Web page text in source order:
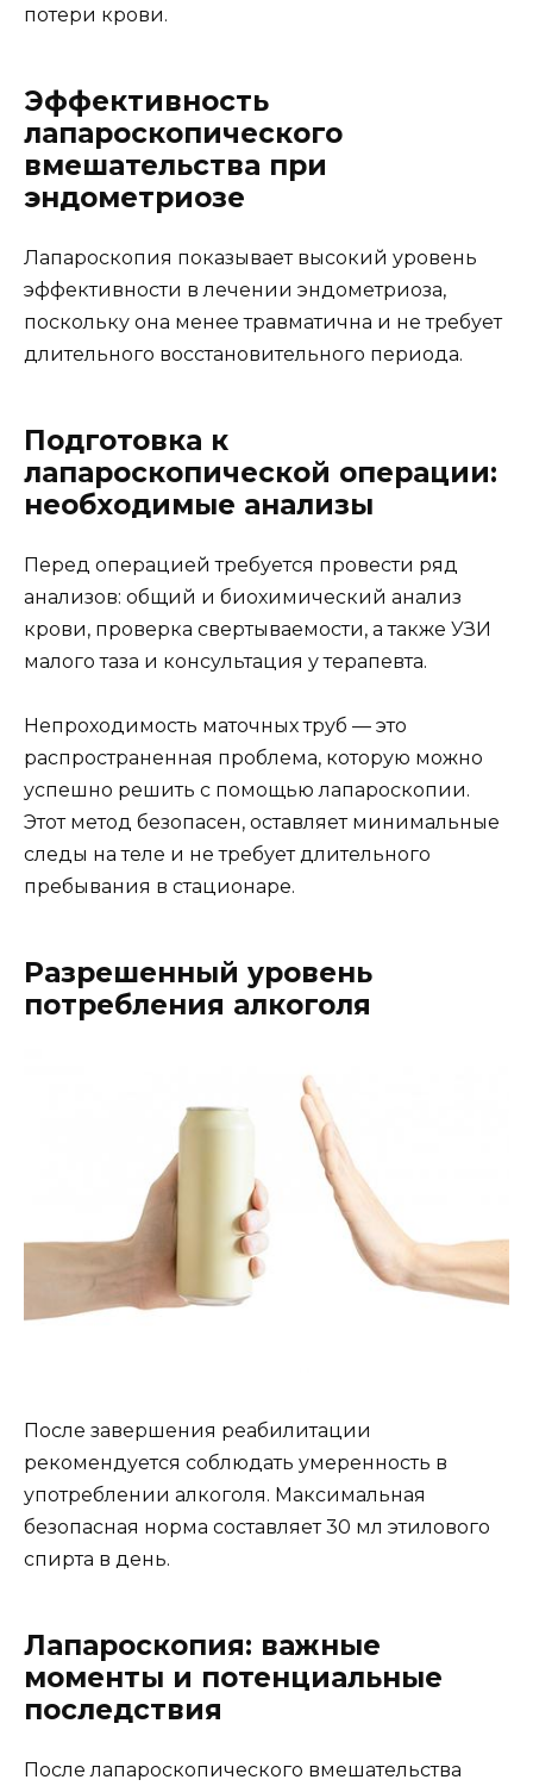
потери крови.
Эффективность
лапароскопического
вмешательства при
эндометриозе
Лапароскопия показывает высокий уровень
эффективности в лечении эндометриоза,
поскольку она менее травматична и не требует
длительного восстановительного периода.
Подготовка к
лапароскопической операции:
необходимые анализы
Перед операцией требуется провести ряд
анализов: общий и биохимический анализ
крови, проверка свертываемости, а также УЗИ
малого таза и консультация у терапевта.
Непроходимость маточных труб — это
распространенная проблема, которую можно
успешно решить с помощью лапароскопии.
Этот метод безопасен, оставляет минимальные
следы на теле и не требует длительного
пребывания в стационаре.
Разрешенный уровень
потребления алкоголя
После завершения реабилитации
рекомендуется соблюдать умеренность в
употреблении алкоголя. Максимальная
безопасная норма составляет 30 мл этилового
спирта в день.
Лапароскопия: важные
моменты и потенциальные
последствия
После лапароскопического вмешательства